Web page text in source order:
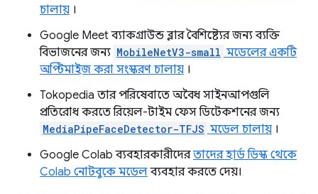
চালায় ।
Google Meet ব্যাকগ্রাউন্ড ব্লার বৈশিষ্ট্যের জন্য ব্যক্তি
বিভাজনের জন্য MobileNetV3-small মডেলের একটি
অপ্টিমাইজ করা সংস্করণ চালায় ।
Tokopedia তার পরিষেবাতে অবৈধ সাইনআপগুলি
প্রতিরোধ করতে রিয়েল-টাইম ফেস ডিটেকশনের জন্য
MediaPipeFaceDetector-TFJS মডেল চালায় ।
Google Colab ব্যবহারকারীদেরতাদের হার্ড ডিস্ক থেকে
Colab নোটবুকে মডেলব্যবহার করতে দেয়।